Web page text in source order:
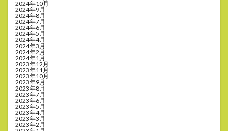
2024年10月
2024年9月
2024年8月
2024年7月
2024年6月
2024年5月
2024年4月
2024年3月
2024年2月
2024年1月
2023年12月
2023年11月
2023年10月
2023年9月
2023年8月
2023年7月
2023年6月
2023年5月
2023年4月
2023年3月
2023年2月